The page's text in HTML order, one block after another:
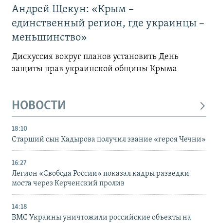
Андрей Щекун: «Крым –
единственный регион, где украинцы –
меньшинство»
Дискуссия вокруг планов установить День
защиты прав украинской общины Крыма
НОВОСТИ
18:10
Старший сын Кадырова получил звание «героя Чечни»
16:27
Легион «Свобода России» показал кадры разведки
моста через Керченский пролив
14:18
ВМС Украины уничтожили российские объекты на